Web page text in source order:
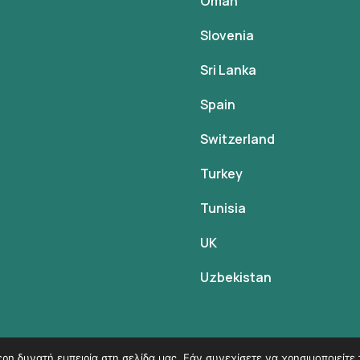
Slovenia
Sri Lanka
Spain
Switzerland
Turkey
Tunisia
UK
Uzbekistan